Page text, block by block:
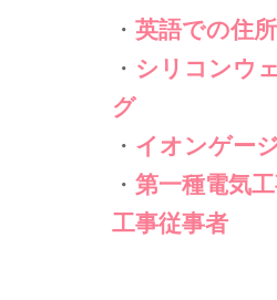
・英語での住
・ シリコンウ
グ
・ イオンゲー
・第一種電気
工事従事者